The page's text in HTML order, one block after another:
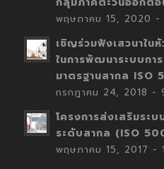
พฤษภาคม 15, 2020 -
เชิญร่วมฟังเสวนาใน
ในการพัฒนาระบบกา
มาตรฐานสากล ISO
กรกฎาคม 24, 2018 -
โครงการส่งเสริมระ
ระดับสากล (ISO
พฤษภาคม 15, 2017 -